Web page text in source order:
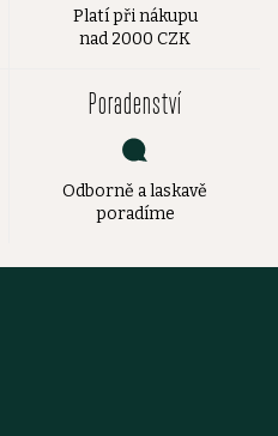
Platí při nákupu
nad 2000 CZK
Poradenství
Odborně a laskavě
poradíme